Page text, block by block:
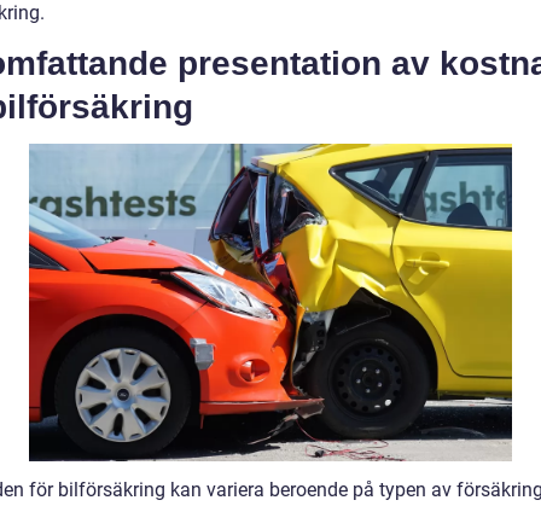
presentation av
för bilförsäkring kan variera beroende på typen av